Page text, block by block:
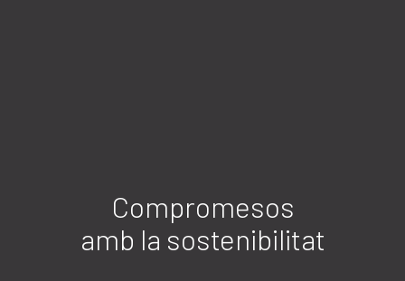
Compromesos
amb la sostenibilitat